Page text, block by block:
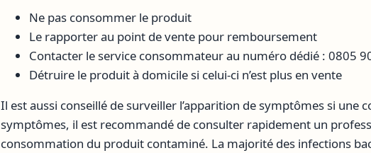
Ne pas consommer le produit
Le rapporter au point de vente pour remboursement
Contacter le service consommateur au numéro dédié : 0805
Détruire le produit à domicile si celui-ci n’est plus en vente
Il est aussi conseillé de surveiller l’apparition de symptômes si une
symptômes, il est recommandé de consulter rapidement un
consommation du produit contaminé. La majorité des infections